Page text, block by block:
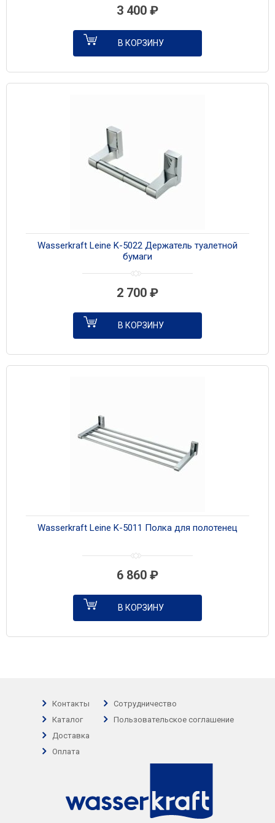
3 400 ₽
В КОРЗИНУ
Wasserkraft Leine K-5022 Держатель туалетной
бумаги
2 700 ₽
В КОРЗИНУ
Wasserkraft Leine K-5011 Полка для полотенец
6 860 ₽
В КОРЗИНУ
Контакты
Каталог
Доставка
Оплата
Сотрудничество
Пользовательское соглашение